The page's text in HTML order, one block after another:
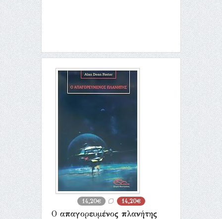
14,20€ 14,20€
Ο απαγορευμένος πλανήτης